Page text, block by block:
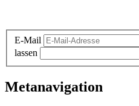
E-Mail
lassen
Metanavigation